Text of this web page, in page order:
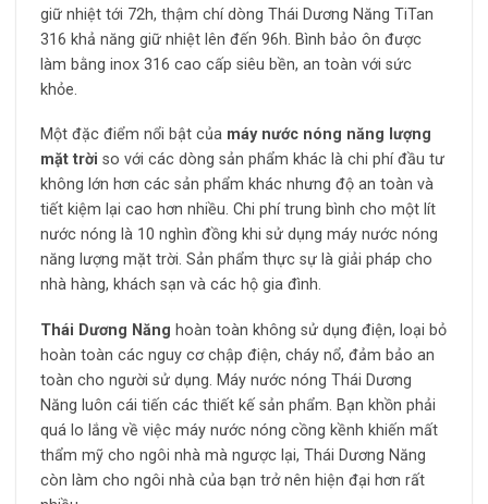
giữ nhiệt tới 72h, thậm chí dòng Thái Dương Năng TiTan
316 khả năng giữ nhiệt lên đến 96h. Bình bảo ôn được
làm bằng inox 316 cao cấp siêu bền, an toàn với sức
khỏe.
Một đặc điểm nổi bật của máy nước nóng năng lượng
mặt trời so với các dòng sản phẩm khác là chi phí đầu tư
không lớn hơn các sản phẩm khác nhưng độ an toàn và
tiết kiệm lại cao hơn nhiều. Chi phí trung bình cho một lít
nước nóng là 10 nghìn đồng khi sử dụng máy nước nóng
năng lượng mặt trời. Sản phẩm thực sự là giải pháp cho
nhà hàng, khách sạn và các hộ gia đình.
Thái Dương Năng hoàn toàn không sử dụng điện, loại bỏ
hoàn toàn các nguy cơ chập điện, cháy nổ, đảm bảo an
toàn cho người sử dụng. Máy nước nóng Thái Dương
Năng luôn cái tiến các thiết kế sản phẩm. Bạn khồn phải
quá lo lắng về việc máy nước nóng cồng kềnh khiến mất
thẩm mỹ cho ngôi nhà mà ngược lại, Thái Dương Năng
còn làm cho ngôi nhà của bạn trở nên hiện đại hơn rất